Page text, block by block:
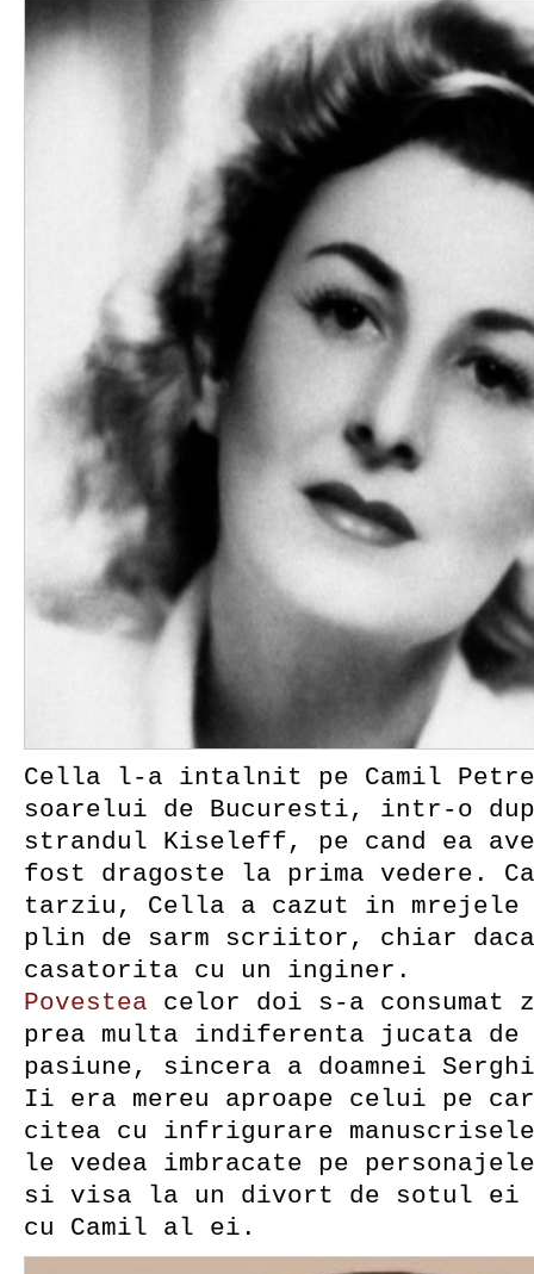
Cella l-a intalnit pe Camil
soarelui de Bucuresti, intr-o
strandul Kiseleff, pe cand ea
fost dragoste la prima vedere.
tarziu, Cella a cazut in
plin de sarm scriitor, chiar
casatorita cu un inginer.
Povestea celor doi s-a consumat
prea multa indiferenta jucata de
pasiune, sincera a doamnei
Ii era mereu aproape celui pe
citea cu infrigurare
le vedea imbracate pe
si visa la un divort de sotul ei
cu Camil al ei.